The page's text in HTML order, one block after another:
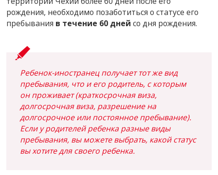
рождения, необходимо позаботиться о статусе его
пребывания в течение 60 дней со дня рождения.
Ребенок-иностранец получает тот же вид
пребывания, что и его родитель, с которым
он проживает (краткосрочная виза,
долгосрочная виза, разрешение на
долгосрочное или постоянное пребывание).
Если у родителей ребенка разные виды
пребывания, вы можете выбрать, какой статус
вы хотите для своего ребенка.